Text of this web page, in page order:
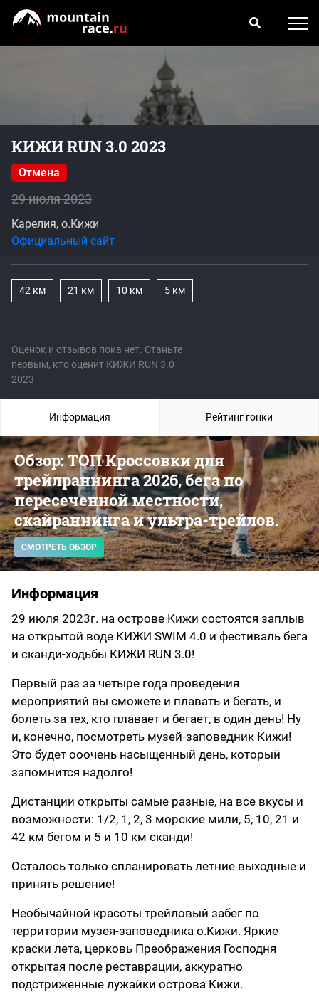
КИЖИ RUN 3.0 2023
Оценок и отзывов пока нет. Станьте
первым, кто оценит КИЖИ RUN 3.0
2023
Отмена
29 июля 2023
Карелия, о.Кижи
Официальный сайт
42 км 21 км 10 км 5 км
Обзор: ТОП Кроссовки для
трейлраннинга 2026, бега по
пересеченной местности,
скайраннинга и ультра-трейлов.
СМОТРЕТЬ ОБЗОР
Информация
29 июля 2023г. на острове Кижи состоятся заплыв
на открытой воде КИЖИ SWIM 4.0 и фестиваль бега
и сканди-ходьбы КИЖИ RUN 3.0!
Первый раз за четыре года проведения
мероприятий вы сможете и плавать и бегать, и
болеть за тех, кто плавает и бегает, в один день! Ну
и, конечно, посмотреть музей-заповедник Кижи!
Это будет ооочень насыщенный день, который
запомнится надолго!
Дистанции открыты самые разные, на все вкусы и
возможности: 1/2, 1, 2, 3 морские мили, 5, 10, 21 и
42 км бегом и 5 и 10 км сканди!
Осталось только спланировать летние выходные и
принять решение!
Необычайной красоты трейловый забег по
территории музея-заповедника о.Кижи. Яркие
краски лета, церковь Преображения Господня
открытая после реставрации, аккуратно
подстриженные лужайки острова Кижи.
Информация Рейтинг гонки